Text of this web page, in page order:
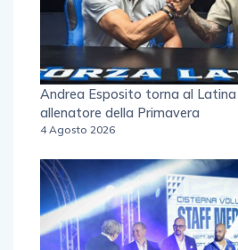
Andrea Esposito torna al
allenatore della Primavera
4 Agosto 2026